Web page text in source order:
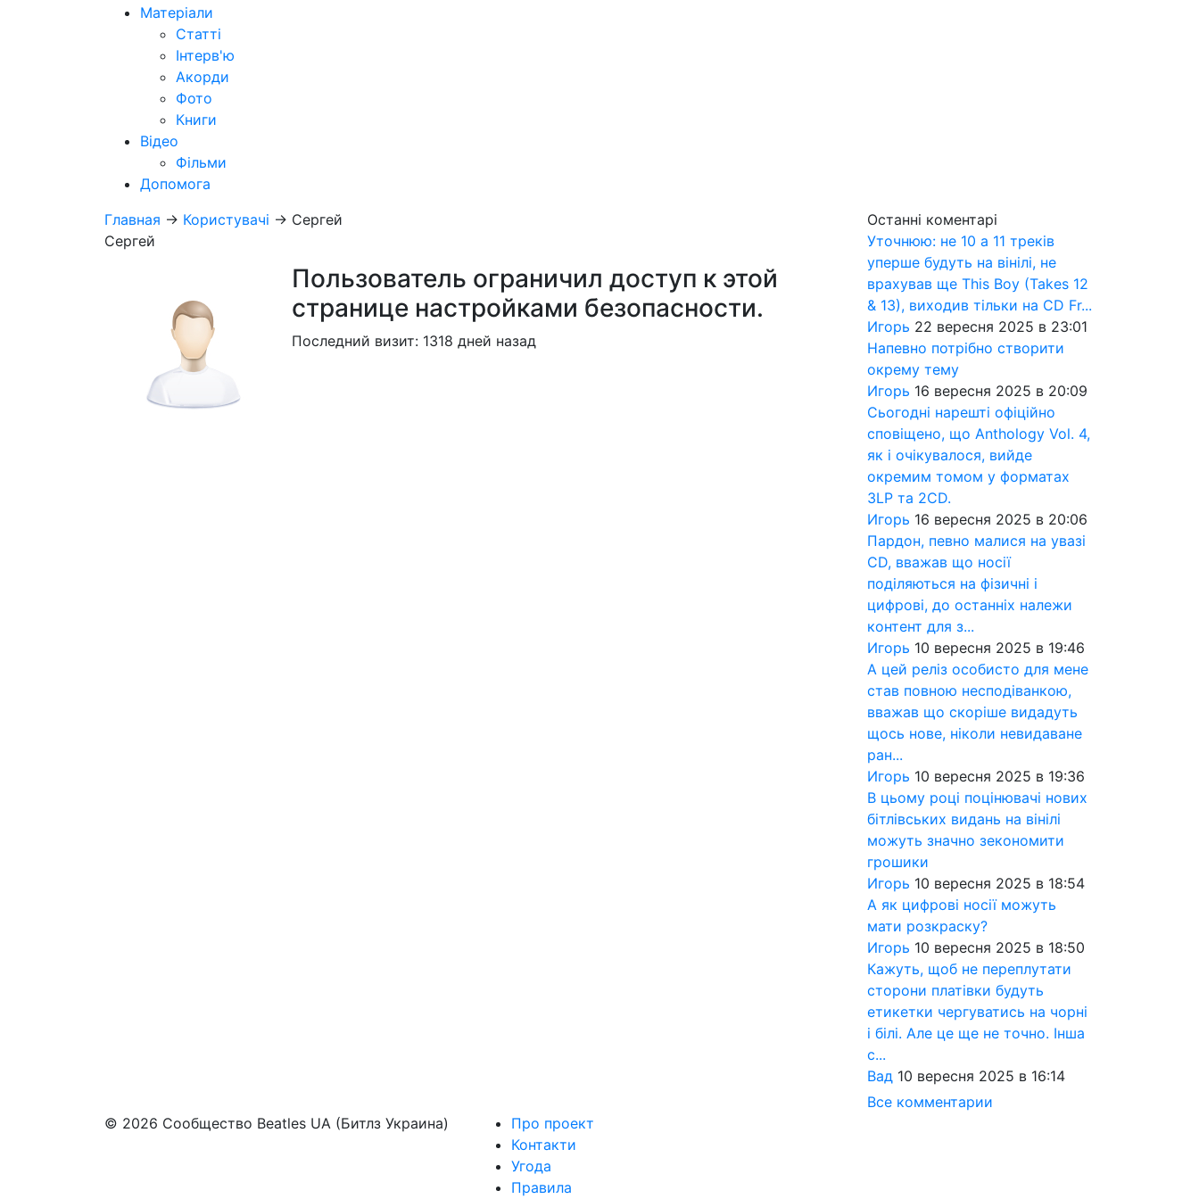
Матеріали
Статті
Інтерв'ю
Акорди
Фото
Книги
Відео
Фільми
Допомога
Главная → Користувачі → Сергей
Сергей
Пользователь ограничил доступ к этой
странице настройками безопасности.
Последний визит: 1318 дней назад
Останні коментарі
Уточнюю: не 10 а 11 треків
уперше будуть на вінілі, не
врахував ще This Boy (Takes 12
& 13), виходив тільки на CD Fr...
Игорь 22 вересня 2025 в 23:01
Напевно потрібно створити
окрему тему
Игорь 16 вересня 2025 в 20:09
Сьогодні нарешті офіційно
сповіщено, що Anthology Vol. 4,
як і очікувалося, вийде
окремим томом у форматах
3LP та 2CD.
Игорь 16 вересня 2025 в 20:06
Пардон, певно малися на увазі
CD, вважав що носії
поділяються на фізичні і
цифрові, до останніх належи
контент для з...
Игорь 10 вересня 2025 в 19:46
А цей реліз особисто для мене
став повною несподіванкою,
вважав що скоріше видадуть
щось нове, ніколи невидаване
ран...
Игорь 10 вересня 2025 в 19:36
В цьому році поцінювачі нових
бітлівських видань на вінілі
можуть значно зекономити
грошики
Игорь 10 вересня 2025 в 18:54
А як цифрові носії можуть
мати розкраску?
Игорь 10 вересня 2025 в 18:50
Кажуть, щоб не переплутати
сторони платівки будуть
етикетки чергуватись на чорні
і білі. Але це ще не точно. Інша
с...
Вад 10 вересня 2025 в 16:14
Все комментарии
© 2026 Сообщество Beatles UA (Битлз Украина)
Про проект
Контакти
Угода
Правила